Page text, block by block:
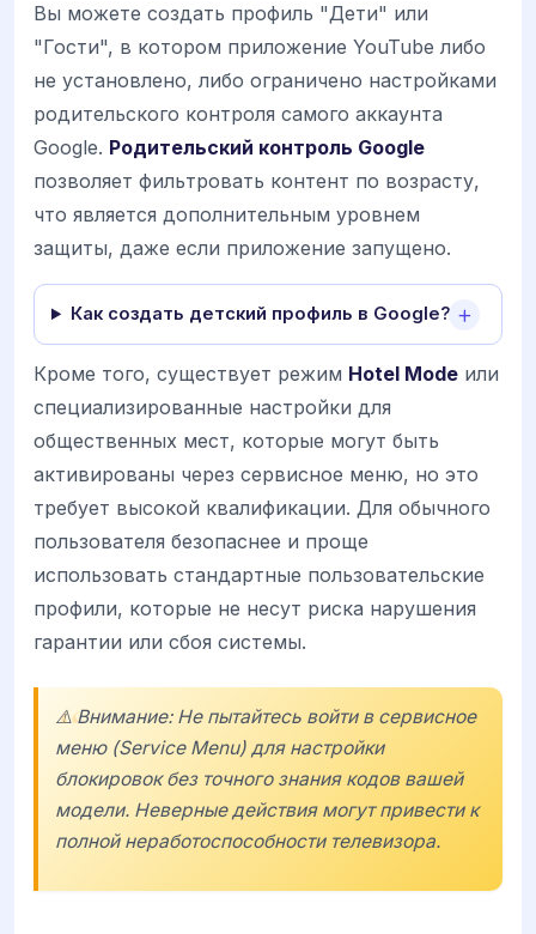
Вы можете создать профиль "Дети" или
"Гости", в котором приложение YouTube либо
не установлено, либо ограничено настройками
родительского контроля самого аккаунта
Google. Родительский контроль Google
позволяет фильтровать контент по возрасту,
что является дополнительным уровнем
защиты, даже если приложение запущено.
Как создать детский профиль в Google?
Кроме того, существует режим Hotel Mode или
специализированные настройки для
общественных мест, которые могут быть
активированы через сервисное меню, но это
требует высокой квалификации. Для обычного
пользователя безопаснее и проще
использовать стандартные пользовательские
профили, которые не несут риска нарушения
гарантии или сбоя системы.
⚠️ Внимание: Не пытайтесь войти в сервисное
меню (Service Menu) для настройки
блокировок без точного знания кодов вашей
модели. Неверные действия могут привести к
полной неработоспособности телевизора.